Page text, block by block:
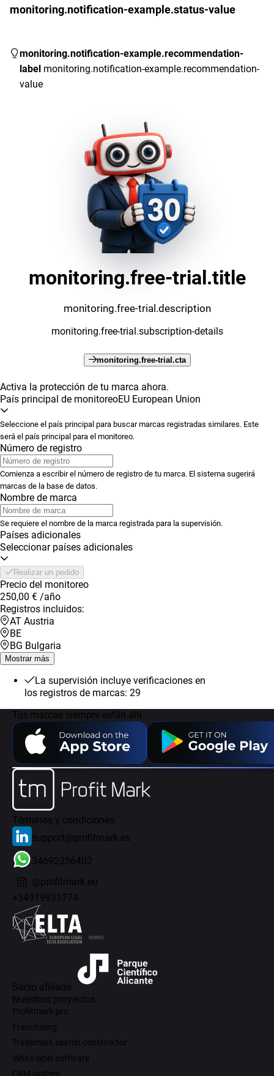
monitoring.notification-example.status-value
monitoring.notification-example.recommendation-
label monitoring.notification-example.recommendation-
value
monitoring.free-trial.title
monitoring.free-trial.description
monitoring.free-trial.subscription-details
monitoring.free-trial.cta
Activa la protección de tu marca ahora.
País principal de monitoreoEU European Union
Seleccione el país principal para buscar marcas registradas similares. Este
será el país principal para el monitoreo.
Número de registro
Comienza a escribir el número de registro de tu marca. El sistema sugerirá
marcas de la base de datos.
Nombre de marca
Se requiere el nombre de la marca registrada para la supervisión.
Países adicionales
Seleccionar países adicionales
Realizar un pedido
Precio del monitoreo
250,00 € /año
Registros incluidos:
AT Austria
BE
BG Bulgaria
Mostrar más
La supervisión incluye verificaciones en
los registros de marcas: 29
Tus marcas siempre están ahí
Términos y condiciones
support@profitmark.es
34692356402
@profitmark.eu
+34919931774
Socio afiliado
Nuestros proyectos
Profitmark.pro
Franchising
Trademark search constructor
White label software
CRM system